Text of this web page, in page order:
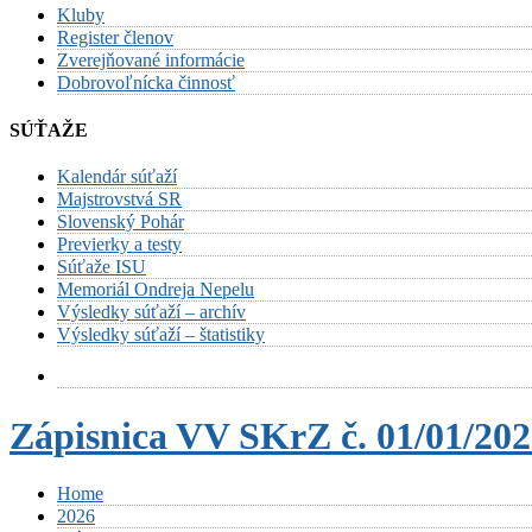
Kluby
Register členov
Zverejňované informácie
Dobrovoľnícka činnosť
SÚŤAŽE
Kalendár súťaží
Majstrovstvá SR
Slovenský Pohár
Previerky a testy
Súťaže ISU
Memoriál Ondreja Nepelu
Výsledky súťaží – archív
Výsledky súťaží – štatistiky
Zápisnica VV SKrZ č. 01/01/
Home
2026